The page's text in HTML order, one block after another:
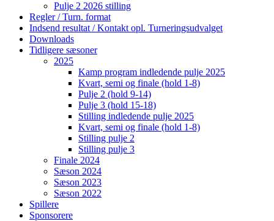
Pulje 2 2026 stilling
Regler / Turn. format
Indsend resultat / Kontakt opl. Turneringsudvalget
Downloads
Tidligere sæsoner
2025
Kamp program indledende pulje 2025
Kvart, semi og finale (hold 1-8)
Pulje 2 (hold 9-14)
Pulje 3 (hold 15-18)
Stilling indledende pulje 2025
Kvart, semi og finale (hold 1-8)
Stilling pulje 2
Stilling pulje 3
Finale 2024
Sæson 2024
Sæson 2023
Sæson 2022
Spillere
Sponsorere